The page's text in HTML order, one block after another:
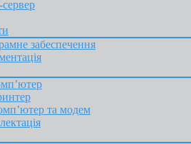
забеспечення
та модем